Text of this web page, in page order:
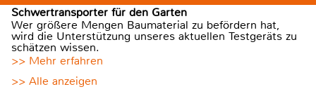
Schwertransporter für den Garten
Wer größere Mengen Baumaterial zu befördern hat,
wird die Unterstützung unseres aktuellen Testgeräts zu
schätzen wissen.
>> Mehr erfahren
>> Alle anzeigen